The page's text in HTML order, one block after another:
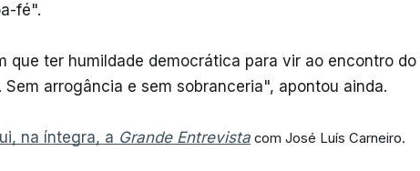
fé".
que ter humildade democrática para vir ao encontro do
Sem arrogância e sem sobranceria", apontou ainda.
na íntegra, a Grande Entrevista com José Luís Carneiro.